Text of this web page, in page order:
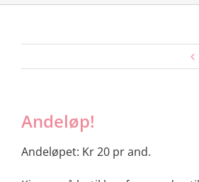
Andeløp!
Andeløpet: Kr 20 pr and.